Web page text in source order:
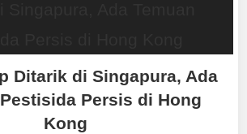
Ditarik di Singapura, Ada
Persis di Hong
Kong